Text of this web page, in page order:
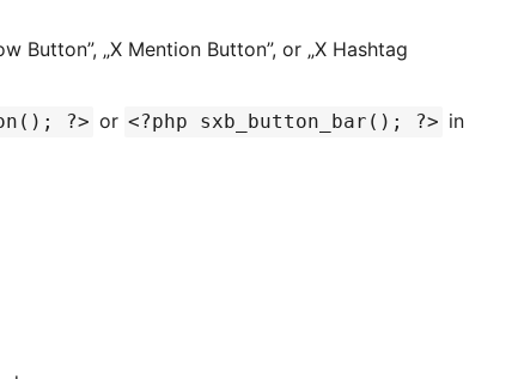
Button”, „X Mention Button”, or „X Hashtag
?> or <?php sxb_button_bar(); ?> in